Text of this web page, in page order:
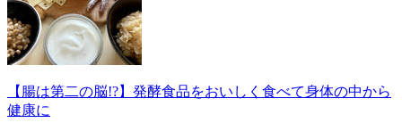
【腸は第二の脳!?】発酵食品をおいしく食べて身体の中から
健康に